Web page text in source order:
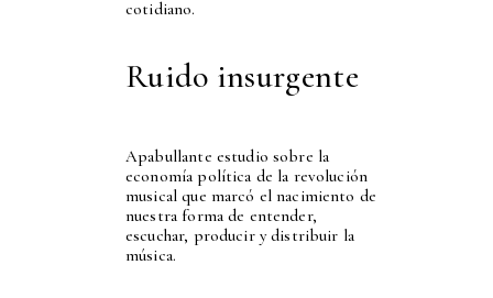
cotidiano.
Ruido insurgente
Apabullante estudio sobre la
economía política de la revolución
musical que marcó el nacimiento de
nuestra forma de entender,
escuchar, producir y distribuir la
música.